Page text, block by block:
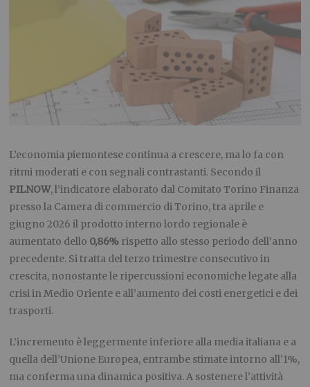
L’economia piemontese continua a crescere, ma lo fa con
ritmi moderati e con segnali contrastanti. Secondo il
PILNOW, l’indicatore elaborato dal Comitato Torino Finanza
presso la Camera di commercio di Torino, tra aprile e
giugno 2026 il prodotto interno lordo regionale è
aumentato dello 0,86% rispetto allo stesso periodo dell’anno
precedente. Si tratta del terzo trimestre consecutivo in
crescita, nonostante le ripercussioni economiche legate alla
crisi in Medio Oriente e all’aumento dei costi energetici e dei
trasporti.
L’incremento è leggermente inferiore alla media italiana e a
quella dell’Unione Europea, entrambe stimate intorno all’1%,
ma conferma una dinamica positiva. A sostenere l’attività